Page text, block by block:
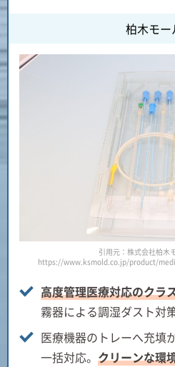
柏木モー
引用元：株式会社柏木
https://www.ksmold.co.jp/product/
高度管理医療対応のクラ
霧器による調湿ダスト対
医療機器のトレーへ充填
一括対応。 クリーンな環